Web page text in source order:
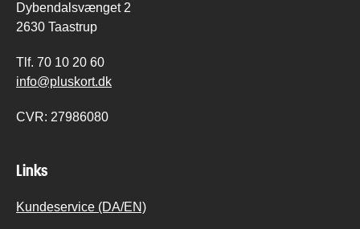
Dybendalsvænget 2
2630 Taastrup
Tlf. 70 10 20 60
info@pluskort.dk
CVR: 27986080
Links
Kundeservice (DA/EN)